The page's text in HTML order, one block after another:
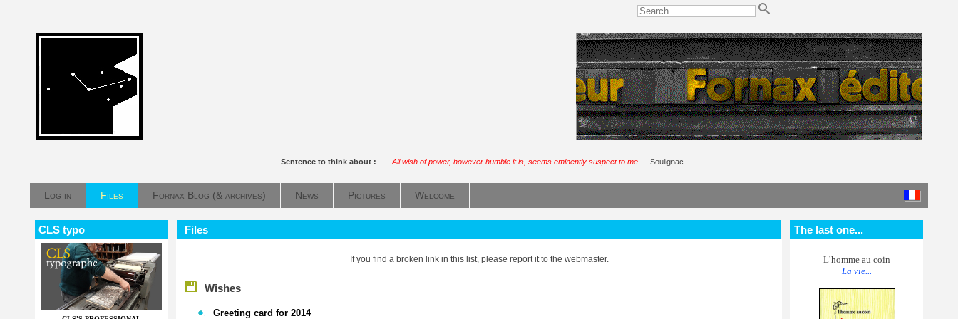
Sentence to think about : All wish of power, however humble it is, seems eminently suspect to me. Soulignac
Log in Files Fornax Blog (& archives) News Pictures Welcome
CLS typo Files
If you find a broken link in this list, please report it to the webmaster.
Wishes
Greeting card for 2014
The last one...
L’homme au coin
La vie...